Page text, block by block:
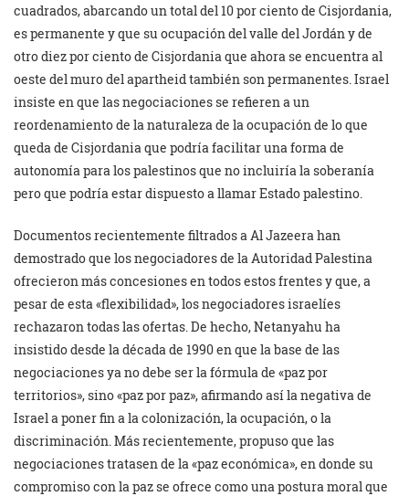
cuadrados, abarcando un total del 10 por ciento de Cisjordania,
es permanente y que su ocupación del valle del Jordán y de
otro diez por ciento de Cisjordania que ahora se encuentra al
oeste del muro del apartheid también son permanentes. Israel
insiste en que las negociaciones se refieren a un
reordenamiento de la naturaleza de la ocupación de lo que
queda de Cisjordania que podría facilitar una forma de
autonomía para los palestinos que no incluiría la soberanía
pero que podría estar dispuesto a llamar Estado palestino.
Documentos recientemente filtrados a Al Jazeera han
demostrado que los negociadores de la Autoridad Palestina
ofrecieron más concesiones en todos estos frentes y que, a
pesar de esta «flexibilidad», los negociadores israelíes
rechazaron todas las ofertas. De hecho, Netanyahu ha
insistido desde la década de 1990 en que la base de las
negociaciones ya no debe ser la fórmula de «paz por
territorios», sino «paz por paz», afirmando así la negativa de
Israel a poner fin a la colonización, la ocupación, o la
discriminación. Más recientemente, propuso que las
negociaciones tratasen de la «paz económica», en donde su
compromiso con la paz se ofrece como una postura moral que